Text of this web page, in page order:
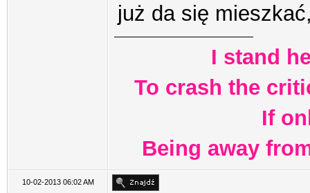
już da się
I stand
To crash the
If
Being away
10-02-2013 06:02 AM